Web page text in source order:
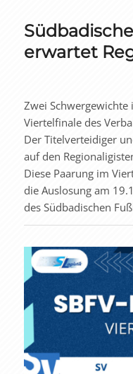
erwartet
Zwei
Viertelfinale des
Der Titelverteidiger
auf den
Diese Paarung im
die Auslosung am
des Südbadischen